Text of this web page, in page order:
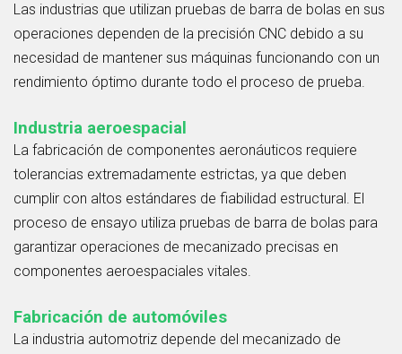
Las industrias que utilizan pruebas de barra de bolas en sus
operaciones dependen de la precisión CNC debido a su
necesidad de mantener sus máquinas funcionando con un
rendimiento óptimo durante todo el proceso de prueba.
Industria aeroespacial
La fabricación de componentes aeronáuticos requiere
tolerancias extremadamente estrictas, ya que deben
cumplir con altos estándares de fiabilidad estructural. El
proceso de ensayo utiliza pruebas de barra de bolas para
garantizar operaciones de mecanizado precisas en
componentes aeroespaciales vitales.
Fabricación de automóviles
La industria automotriz depende del mecanizado de